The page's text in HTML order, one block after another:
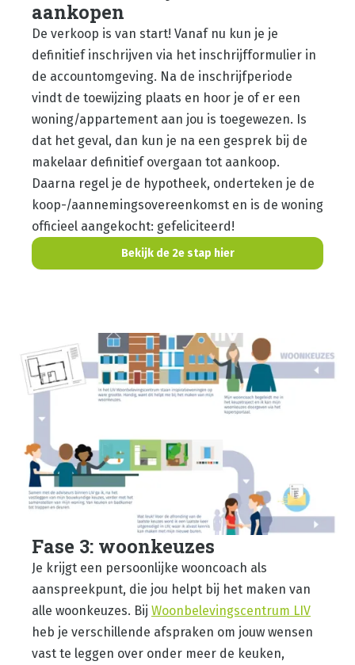
aankopen
De verkoop is van start! Vanaf nu kun je je
definitief inschrijven via het inschrijfformulier in
de accountomgeving. Na de inschrijfperiode
vindt de toewijzing plaats en hoor je of er een
woning/appartement aan jou is toegewezen. Is
dat het geval, dan kun je na een gesprek bij de
makelaar definitief overgaan tot aankoop.
Daarna regel je de hypotheek, onderteken je de
koop-/aannemingsovereenkomst en is de woning
officieel aangekocht: gefeliciteerd!
Bekijk de 2e stap hier
Fase 3: woonkeuzes
Je krijgt een persoonlijke wooncoach als
aanspreekpunt, die jou helpt bij het maken van
alle woonkeuzes. Bij Woonbelevingscentrum LIV
heb je verschillende afspraken om jouw wensen
vast te leggen over onder meer de keuken,